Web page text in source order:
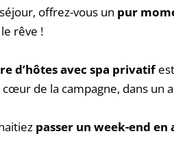
offrez-vous un pur
rêve !
d’hôtes avec spa privatif
de la campagne, dans un
passer un week-end